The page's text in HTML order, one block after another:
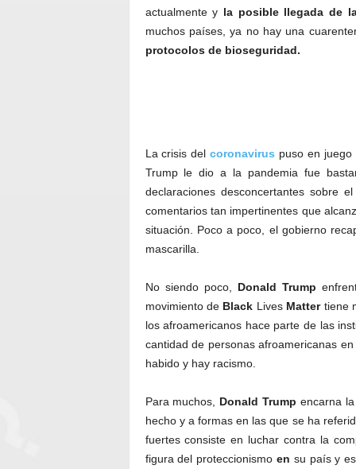
actualmente y la posible llegada de
muchos países, ya no hay una
protocolos de bioseguridad.
La crisis delcoronavirus puso en
Trump le dio a la pandemia fue
declaraciones desconcertantes sobre
comentarios tan impertinentes que
situación. Poco a poco, el gobierno
mascarilla.
No siendo poco, Donald Trump
movimiento de Black Lives Mattertiene
los afroamericanos hace parte de las
cantidad de personas afroamericanas
habido y hay racismo.
Para muchos, Donald Trump encarna
hecho y a formas en las que se ha
fuertes consiste en luchar contra la
figura del proteccionismo en su país y